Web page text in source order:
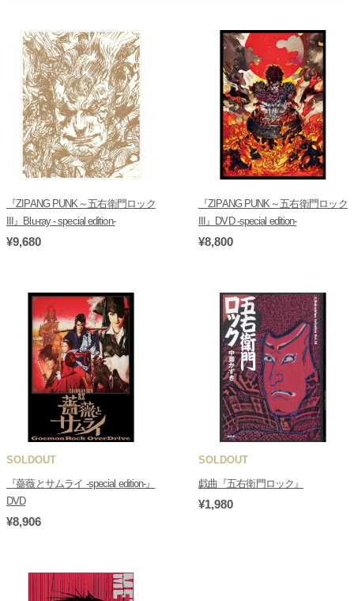
『ZIPANG PUNK～五右衛門ロック
III』Blu-ray - special edition-
¥9,680
『ZIPANG PUNK～五右衛門ロック
III』DVD -special edition-
¥8,800
SOLDOUT
『薔薇とサムライ -special edition-』
DVD
¥8,906
SOLDOUT
戯曲『五右衛門ロック』
¥1,980